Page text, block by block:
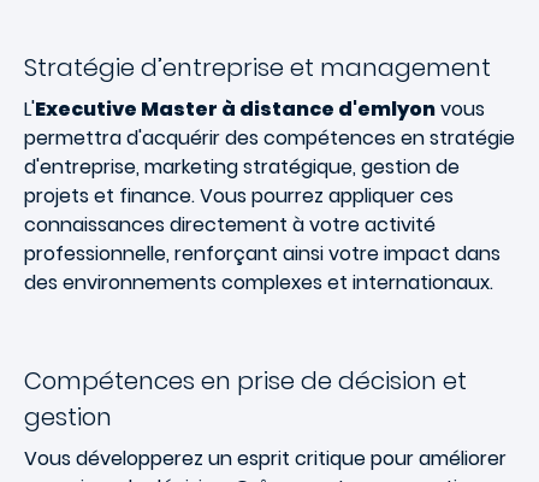
Stratégie d’entreprise et management
L'Executive Master à distance d'emlyonvous
permettra d'acquérir des compétences en stratégie
d'entreprise, marketing stratégique, gestion de
projets et finance. Vous pourrez appliquer ces
connaissances directement à votre activité
professionnelle, renforçant ainsi votre impact dans
des environnements complexes et internationaux.
Compétences en prise de décision et
gestion
Vous développerez un esprit critique pour améliorer